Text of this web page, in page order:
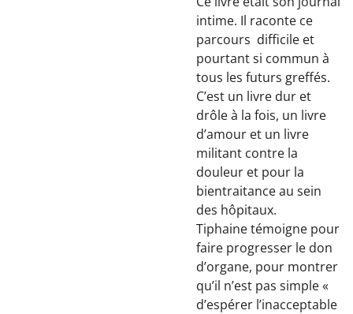
intime. Il raconte ce
parcours difficile et
pourtant si commun à
tous les futurs greffés.
C’est un livre dur et
drôle à la fois, un livre
d’amour et un livre
militant contre la
douleur et pour la
bientraitance au sein
des hôpitaux.
Tiphaine témoigne pour
faire progresser le don
d’organe, pour montrer
qu’il n’est pas simple «
d’espérer l’inacceptable